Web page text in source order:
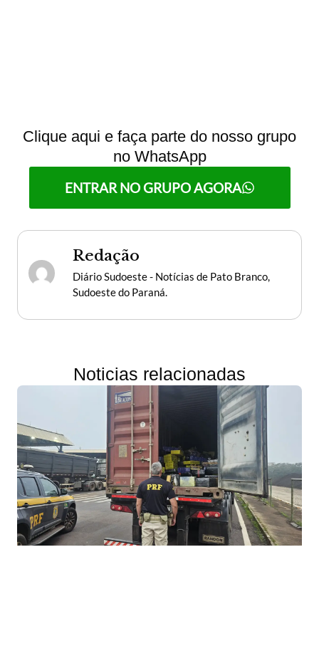
Clique aqui e faça parte do nosso grupo
no WhatsApp
ENTRAR NO GRUPO AGORA
Redação
Diário Sudoeste - Notícias de Pato Branco,
Sudoeste do Paraná.
Noticias relacionadas